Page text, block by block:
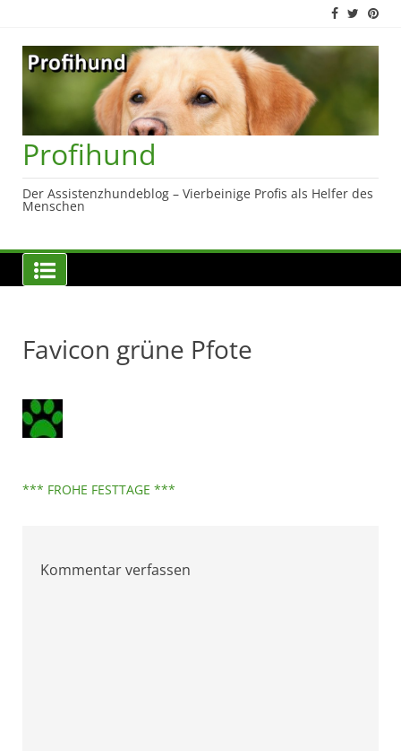
content
Profihund
Der Assistenzhundeblog – Vierbeinige Profis als Helfer des
Menschen
Favicon grüne Pfote
Beitragsnavigation
*** FROHE FESTTAGE ***
Kommentar verfassen